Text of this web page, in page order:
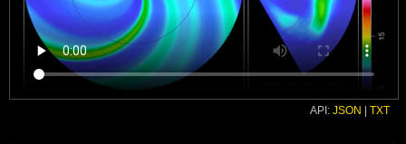
API: JSON | TXT